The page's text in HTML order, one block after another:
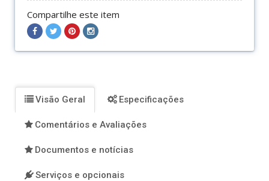
Compartilhe este item
Compartilhar
Compartilhar
Compartilhar
Compartilhar
Visão Geral Especificações
Comentários e Avaliações
Documentos e notícias
Serviços e opcionais